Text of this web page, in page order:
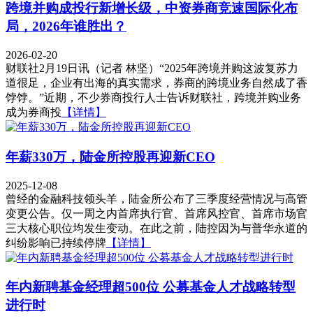
跨境并购成投行新增长级，中资券商竞速国际化布
局，2026年谁胜出？
2026-02-20
财联社2月19日讯（记者 林坚）“2025年跨境并购这波复苏力
道很足，企业有出海的真实需求，券商的跨境业务自然成了香
饽饽。”近期，不少券商投行人士告诉财联社，跨境并购业务
成为券商投 【详情】
年薪330万，陆金所控股再迎新CEO
2025-12-08
曾经的金融科技领头羊，陆金所公布了三季度经营情况与高管
变更公告。仅一周之内首席执行官、首席风控官、首席市场官
三大核心职位均发生变动。在此之前，陆控因为与普华永道的
纠纷影响已持续停牌 【详情】
年内新聘基金经理超500位 公募基金人才战略转型
进行时